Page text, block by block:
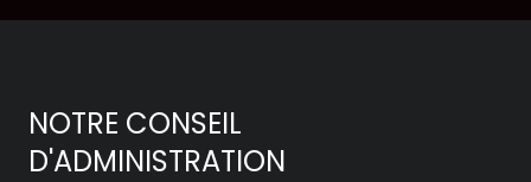
NOTRE CONSEIL
D'ADMINISTRATION